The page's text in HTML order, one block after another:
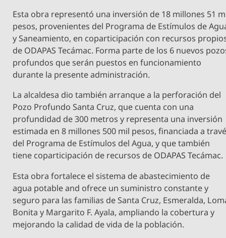
Esta obra representó una inversión de 18 millones 51
pesos, provenientes del Programa de Estímulos de
y Saneamiento, en coparticipación con recursos
de ODAPAS Tecámac. Forma parte de los 6 nuevos
profundos que serán puestos en funcionamiento
durante la presente administración.
La alcaldesa dio también arranque a la perforación del
Pozo Profundo Santa Cruz, que cuenta con una
profundidad de 300 metros y representa una inversión
estimada en 8 millones 500 mil pesos, financiada a
del Programa de Estímulos del Agua, y que también
tiene coparticipación de recursos de ODAPAS Tecámac.
Esta obra fortalece el sistema de abastecimiento de
agua potable and ofrece un suministro constante y
seguro para las familias de Santa Cruz, Esmeralda,
Bonita y Margarito F. Ayala, ampliando la cobertura y
mejorando la calidad de vida de la población.